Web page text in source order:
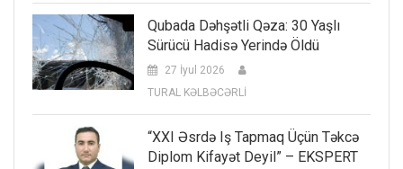
Qubada Dəhşətli Qəza: 30 Yaşlı
Sürücü Hadisə Yerində Öldü
27 İyul 2026
TURAL KƏLBƏCƏRLİ
“XXI Əsrdə Iş Tapmaq Üçün Təkcə
Diplom Kifayət Deyil” – EKSPERT